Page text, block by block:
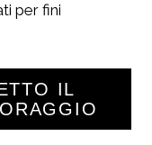
per fini
IL